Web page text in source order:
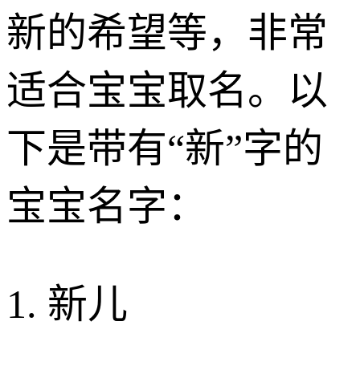
新的希望等，非常
适合宝宝取名。以
下是带有“新”字的
宝宝名字：
1. 新儿